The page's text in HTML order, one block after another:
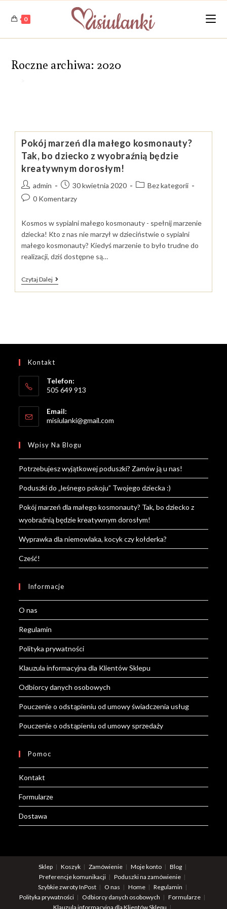
0
Roczne archiwa: 2020
Pokój marzeń dla małego kosmonauty?
Tak, bo dziecko z wyobraźnią będzie
kreatywnym dorosłym!
Post
author:
admin
Post
published:
30 kwietnia 2020
PostBez kategorii
Post0 Komentarzy
Kosmos w sypialni małego kosmonauty - spełnij marzenie
dziecka! Kto z nas nie marzył w dzieciństwie o sypialni
małego kosmonauty? Kiedyś marzenie to było trudne do
realizacji, dziś dostępne są…
Czytaj DalejPokój
Marzeń
Z
Będzie
Dorosłym!
Kontakt
Telefon:
505 649 913
Email:
misiulanki@gmail.com
Wpisy Na Blogu
Potrzebujesz wyjątkowej poduszki? Zamów ją u nas!
Poduszki do „leśnego pokoju” Twojego dziecka :)
Pokój marzeń dla małego kosmonauty? Tak, bo dziecko z
wyobraźnią będzie kreatywnym dorosłym!
Wyprawka dla niemowlaka, kocyk czy kołderka?
Cześć!
Informacje
O nas
Regulamin
Polityka prywatności
Klauzula informacyjna dla Klientów Sklepu
Odbiorcy danych osobowych
Pouczenie o odstąpieniu od umowy świadczenia usług
Pouczenie o odstąpieniu od umowy sprzedaży
Pomoc
Kontakt
Formularze
Dostawa
Sklep Koszyk Zamówienie Moje konto
Blog
Preferencje komunikacji
Poduszki na zamówienie
Szybkie zwroty InPost
O nas Home
Regulamin
Polityka prywatności
Odbiorcy danych osobowych
Formularze
Klauzula informacyjna dla Klientów Sklepu